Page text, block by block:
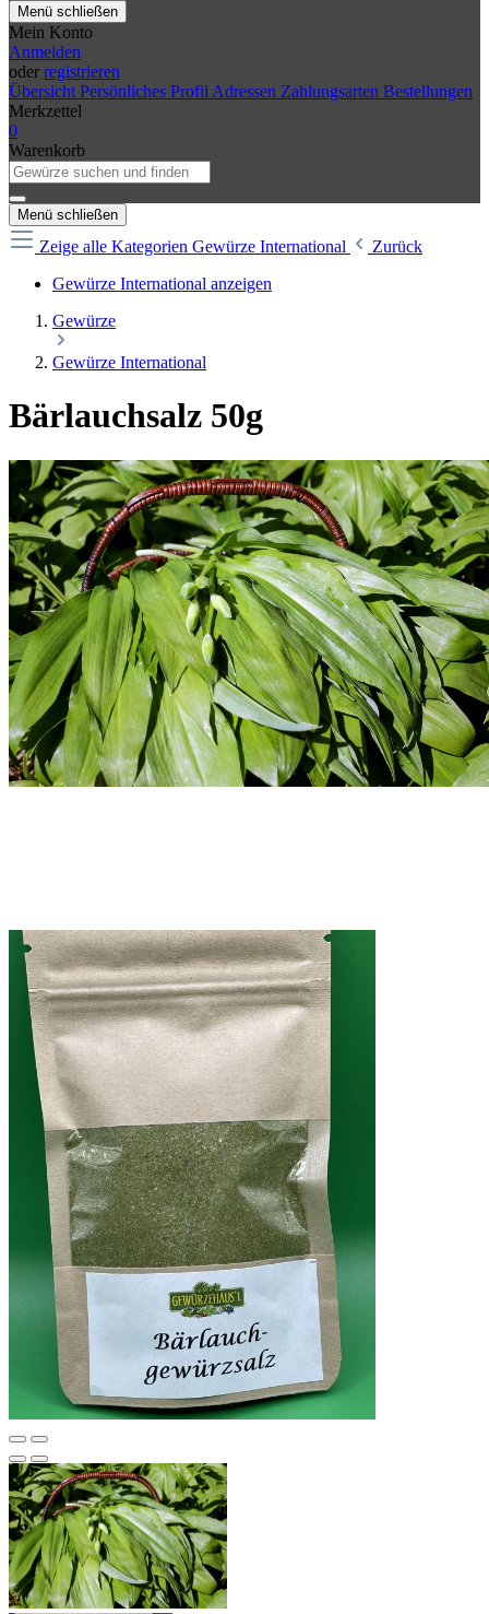
Menü schließen
Mein Konto
Anmelden
oder registrieren
Übersicht Persönliches Profil Adressen Zahlungsarten Bestellungen
Merkzettel
0
Warenkorb
Menü schließen
Zeige alle Kategorien Gewürze International
Zurück
Gewürze International anzeigen
Gewürze
Gewürze International
Bärlauchsalz 50g